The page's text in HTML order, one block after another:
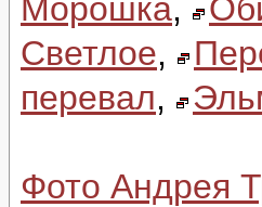
Морошка,
Светлое,
перевал,
Фото Андрея